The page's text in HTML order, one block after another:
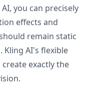
you can precisely
effects and
remain static
Kling AI's flexible
exactly the